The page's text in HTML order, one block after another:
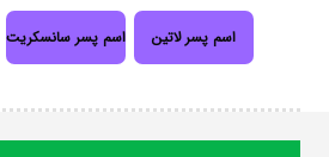
اسم پسر لاتین اسم پسر سانسکریت